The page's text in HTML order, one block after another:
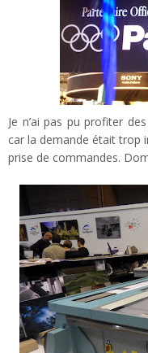
Je n’ai pas pu profiter
car la demande était trop
prise de commandes.